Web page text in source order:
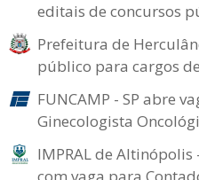
editais de concursos
Prefeitura de
público para cargos
FUNCAMP - SP abre
Ginecologista
IMPRAL de